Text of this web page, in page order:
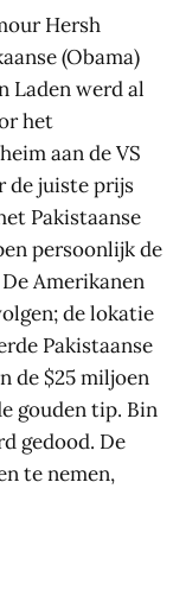
Hersh
(Obama)
Laden werd al
het
aan de VS
de juiste prijs
Pakistaanse
persoonlijk de
Amerikanen
de lokatie
Pakistaanse
de $25 miljoen
gouden tip. Bin
gedood. De
te nemen,